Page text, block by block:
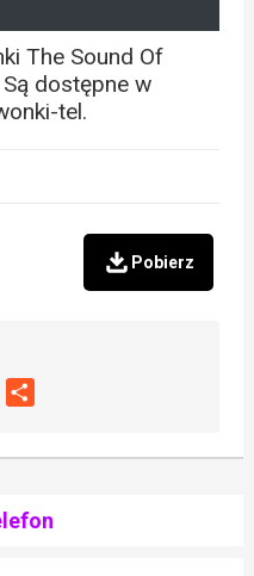
The Sound Of
dostępne w
tel.
Pobierz
Threads